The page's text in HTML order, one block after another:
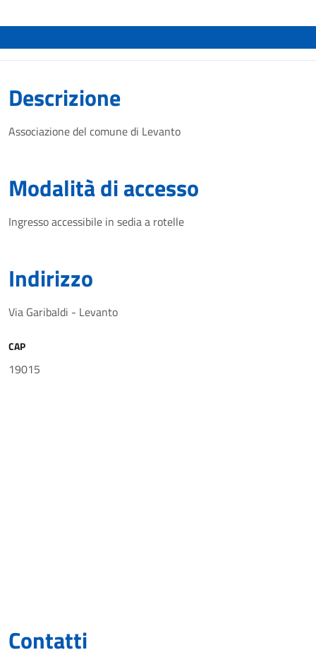
Descrizione
Associazione del comune di Levanto
Modalità di accesso
Ingresso accessibile in sedia a rotelle
Indirizzo
Via Garibaldi - Levanto
CAP
19015
Contatti